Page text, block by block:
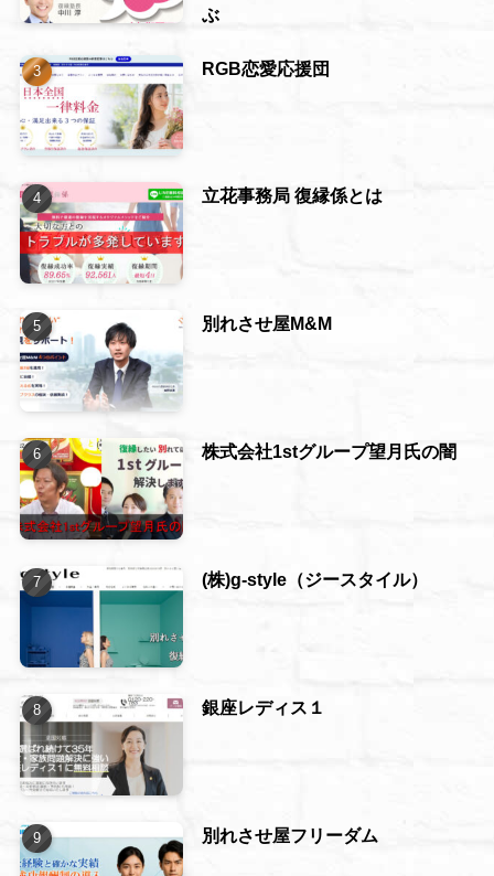
ぶ
RGB恋愛応援団
立花事務局 復縁係とは
別れさせ屋M&M
株式会社1stグループ望月氏の闇
(株)g-style（ジースタイル）
銀座レディス１
別れさせ屋フリーダム